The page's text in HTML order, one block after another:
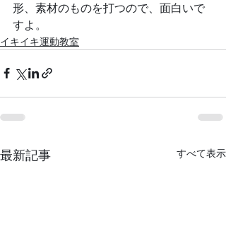
形、素材のものを打つので、面白いで
すよ。
イキイキ運動教室
最新記事 すべて表示